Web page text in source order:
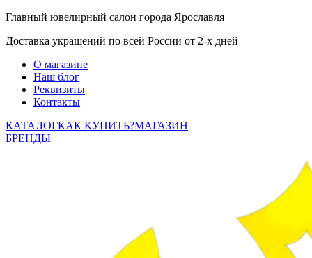
Главный ювелирный салон города Ярославля
Доставка украшений по всей России от 2-х дней
О магазине
Наш блог
Реквизиты
Контакты
КАТАЛОГКАК КУПИТЬ?МАГАЗИН
БРЕНДЫ